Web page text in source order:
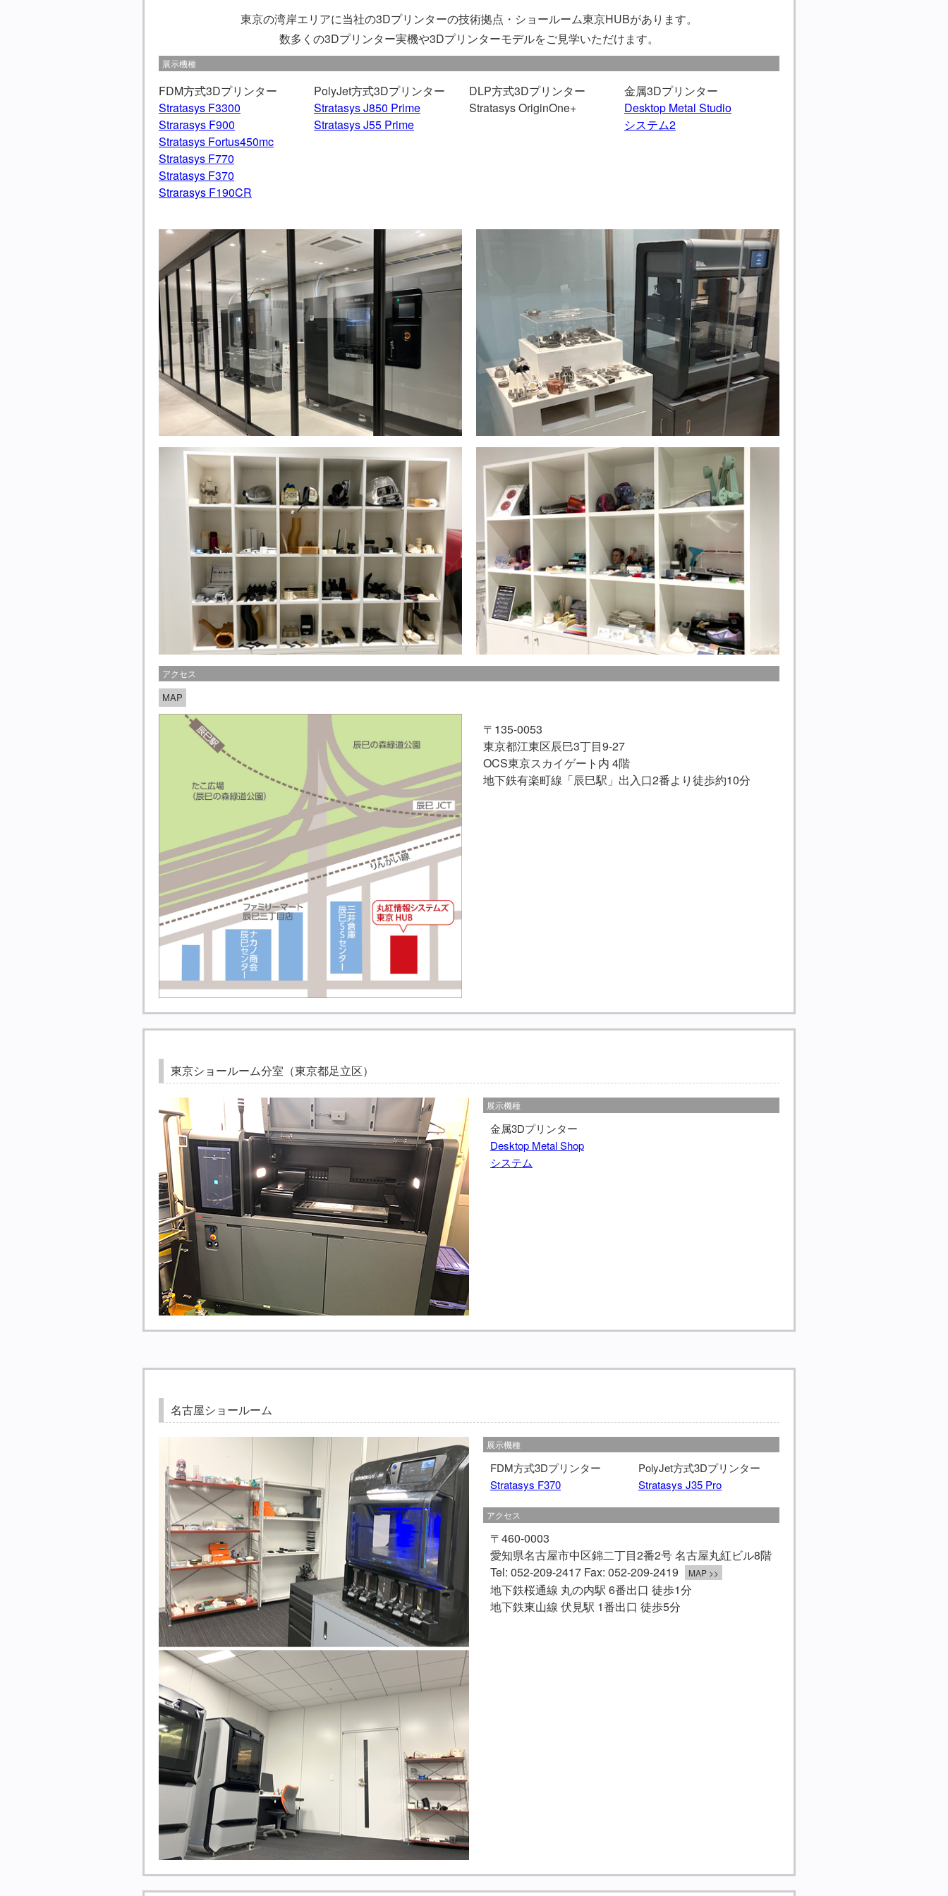
東京の湾岸エリアに当社の3Dプリンターの技術拠点・ショールーム東京HUBがあります。
数多くの3Dプリンター実機や3Dプリンターモデルをご見学いただけます。
展示機種
FDM方式3Dプリンター
Stratasys F3300
Strarasys F900
Stratasys Fortus450mc
Stratasys F770
Stratasys F370
Strarasys F190CR
PolyJet方式3Dプリンター
Stratasys J850 Prime
Stratasys J55 Prime
DLP方式3Dプリンター
Stratasys OriginOne+
金属3Dプリンター
Desktop Metal Studio
システム2
アクセス
MAP
〒135-0053
東京都江東区辰巳3丁目9-27
OCS東京スカイゲート内 4階
地下鉄有楽町線「辰巳駅」出入口2番より徒歩約10分
東京ショールーム分室（東京都足立区）
展示機種
金属3Dプリンター
Desktop Metal Shop
システム
名古屋ショールーム
展示機種
FDM方式3Dプリンター
Stratasys F370
PolyJet方式3Dプリンター
Stratasys J35 Pro
アクセス
〒460-0003
愛知県名古屋市中区錦二丁目2番2号 名古屋丸紅ビル8階
Tel: 052-209-2417 Fax: 052-209-2419
MAP >>
地下鉄桜通線 丸の内駅 6番出口 徒歩1分
地下鉄東山線 伏見駅 1番出口 徒歩5分